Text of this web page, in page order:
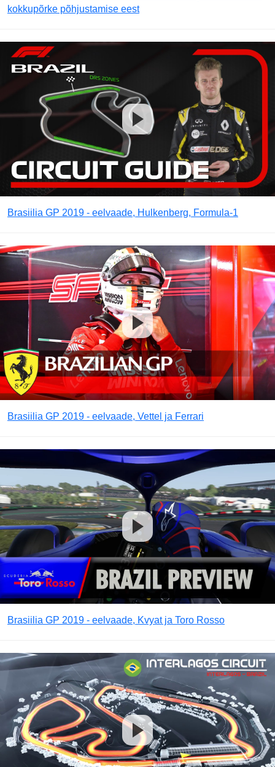
kokkupõrke põhjustamise eest
Brasiilia GP 2019 - eelvaade, Hulkenberg, Formula-1
Brasiilia GP 2019 - eelvaade, Vettel ja Ferrari
Brasiilia GP 2019 - eelvaade, Kvyat ja Toro Rosso